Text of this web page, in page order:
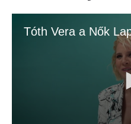
Tóth Vera a Nők